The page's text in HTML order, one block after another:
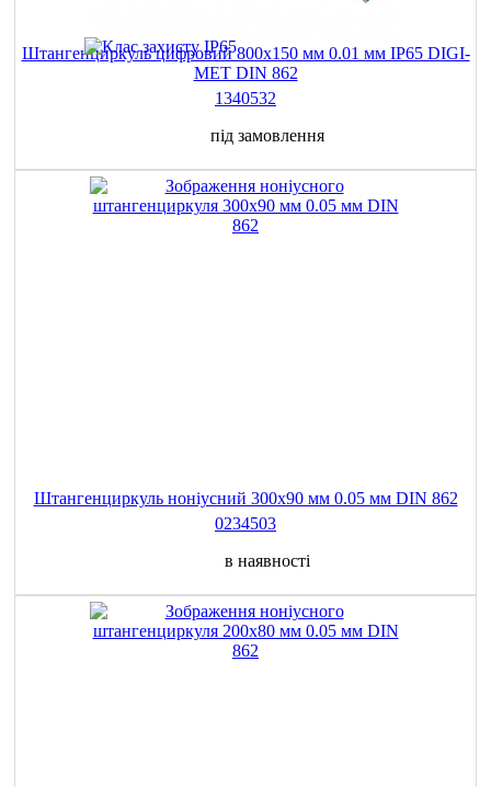
Штангенциркуль цифровий 800х150 мм 0.01 мм IP65 DIGI-
MET DIN 862
1340532
під замовлення
Штангенциркуль ноніусний 300x90 мм 0.05 мм DIN 862
0234503
в наявності